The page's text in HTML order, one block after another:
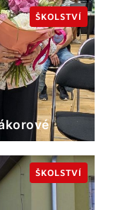
ŠKOLSTVÍ
ŠKOLSTVÍ